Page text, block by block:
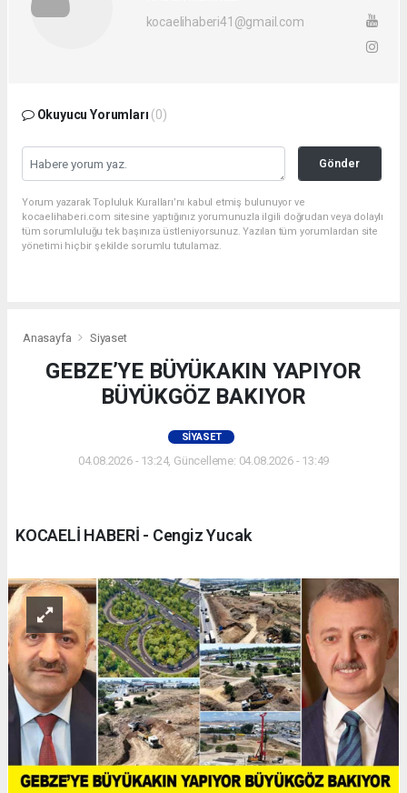
kocaelihaberi41@gmail.com
Okuyucu Yorumları (0)
Gönder
Yorum yazarak Topluluk Kuralları’nı kabul etmiş bulunuyor ve
kocaelihaberi.com sitesine yaptığınız yorumunuzla ilgili doğrudan veya dolaylı
tüm sorumluluğu tek başınıza üstleniyorsunuz. Yazılan tüm yorumlardan site
yönetimi hiçbir şekilde sorumlu tutulamaz.
Anasayfa Siyaset
GEBZE’YE BÜYÜKAKIN YAPIYOR
BÜYÜKGÖZ BAKIYOR
SIYASET
04.08.2026 - 13:24, Güncelleme: 04.08.2026 - 13:49
KOCAELİ HABERİ - Cengiz Yucak